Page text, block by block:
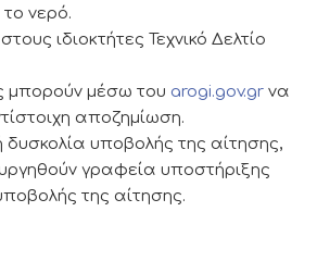
νερό.
ιδιοκτήτες Τεχνικό Δελτίο
μπορούν μέσω του arogi.gov.gr να
αποζημίωση.
υποβολής της αίτησης,
γραφεία υποστήριξης
της αίτησης.